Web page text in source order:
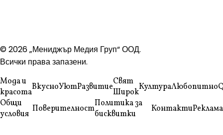
© 2026 „Мениджър Медия Груп“ ООД.
Всички права запазени.
Мода и
красотаВкусноУютРазвитиеСвят
ШирокКултураЛюбопитно
Общи
условия ПоверителностПолитика за
бисквитки
КонтактиРеклама